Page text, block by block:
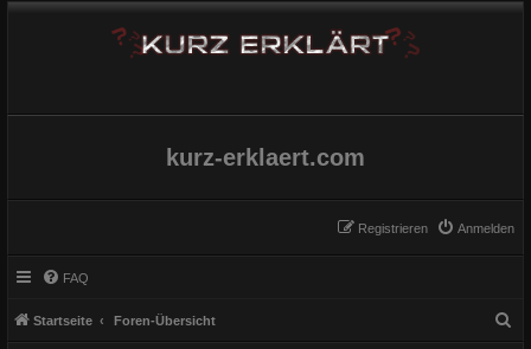
kurz-erklaert.com
Anmelden
Registrieren
FAQ
Startseite Foren-Übersicht